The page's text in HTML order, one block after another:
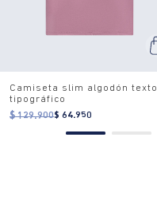
Camiseta slim algodón texto
tipográfico
$ 129.900$ 64.950